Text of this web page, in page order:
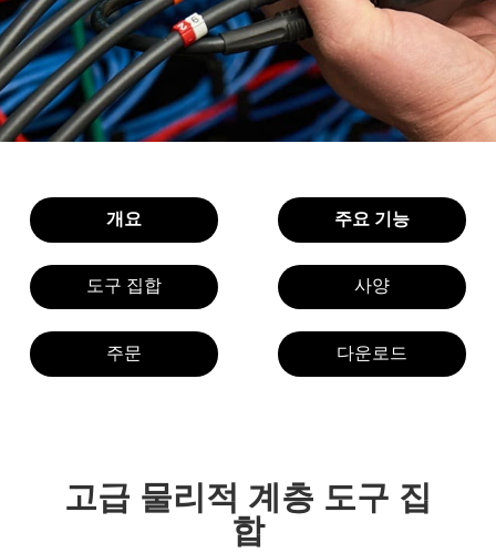
개요 주요 기능
도구 집합 사양
주문 다운로드
고급 물리적 계층 도구 집
합